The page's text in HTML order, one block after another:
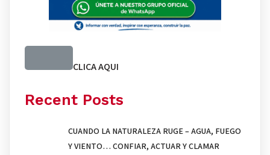
CLICA AQUI
Recent Posts
CUANDO LA NATURALEZA RUGE – AGUA, FUEGO
Y VIENTO… CONFIAR, ACTUAR Y CLAMAR